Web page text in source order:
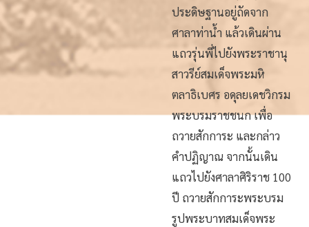
ประดิษฐานอยู่ถัดจาก
ศาลาท่าน้ำ แล้วเดินผ่าน
แถวรุ่นพี่ไปยังพระราชานุ
สาวรีย์สมเด็จพระมหิ
ตลาธิเบศร อดุลยเดชวิกรม
พระบรมราชชนก เพื่อ
ถวายสักการะ และกล่าว
คำปฏิญาณ จากนั้นเดิน
แถวไปยังศาลาศิริราช 100
ปี ถวายสักการะพระบรม
รูปพระบาทสมเด็จพระ